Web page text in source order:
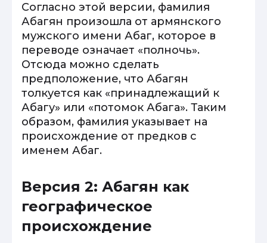
Согласно этой версии, фамилия
Абагян произошла от армянского
мужского имени Абаг, которое в
переводе означает «полночь».
Отсюда можно сделать
предположение, что Абагян
толкуется как «принадлежащий к
Абагу» или «потомок Абага». Таким
образом, фамилия указывает на
происхождение от предков с
именем Абаг.
Версия 2: Абагян как
географическое
происхождение